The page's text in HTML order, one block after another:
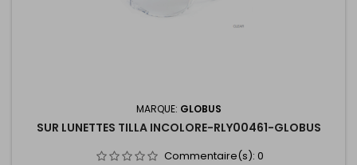
MARQUE: GLOBUS
SUR LUNETTES TILLA INCOLORE-RLY00461-GLOBUS
Commentaire(s): 0